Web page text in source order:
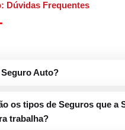
Dúvidas Frequentes
Auto?
os tipos de Seguros que a
trabalha?